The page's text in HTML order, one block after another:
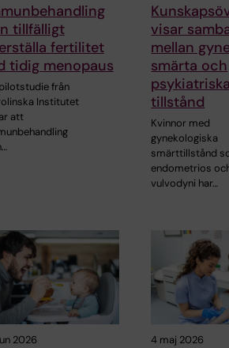
tillfälligt
fertilitet
tidig menopaus
från
Institutet
att
visar
mellan
smärta och
psykiatriska
tillstånd
Kvinnor med
gynekologiska
smärttillstånd
endometrios
vulvodyni har…
2026 4 maj 2026